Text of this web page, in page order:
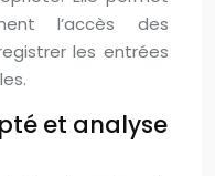
l’accès des
les entrées
et analyse